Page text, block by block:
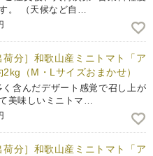
。 （天候など自…
荷分］和歌山産ミニトマト「ア
（M・Lサイズおまかせ）
含んだデザート感覚で召し上が
美味しいミニトマ…
荷分］和歌山産ミニトマト「ア